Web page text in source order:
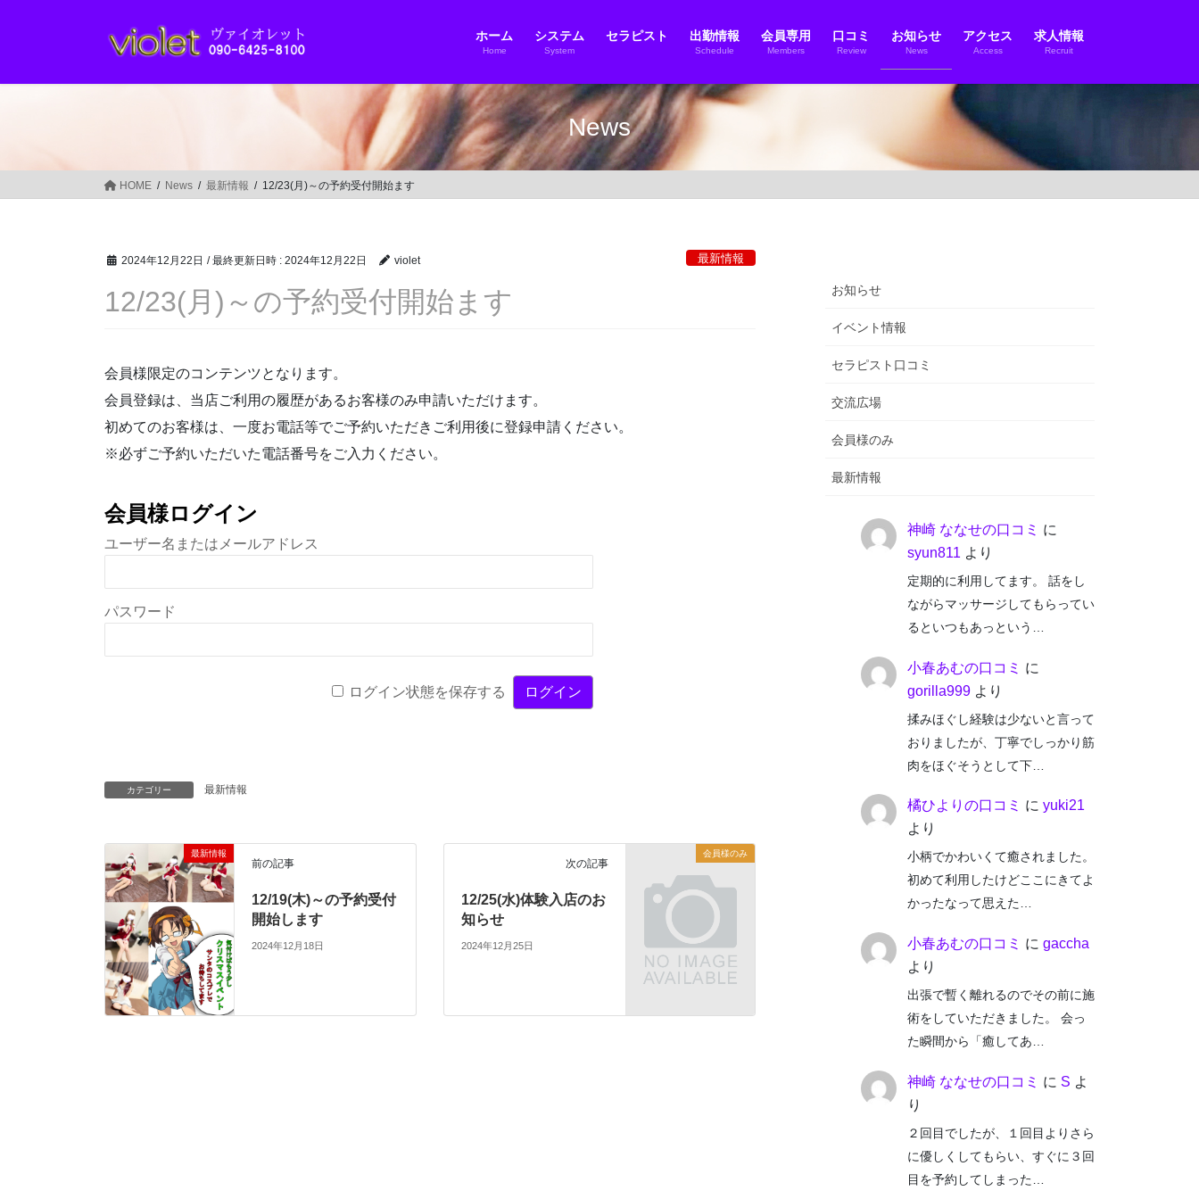
プ
動
ホーム
Home
システム
System
セラピスト 出勤情報
Schedule
会員専用
Members
口コミ
Review
お知らせ
News
アクセス
Access
求人情報
Recruit
News
HOME News 最新情報 12/23(月)～の予約受付開始ます
2024年12月22日 / 最終更新日時 : 2024年12月22日 violet 最新情報
12/23(月)～の予約受付開始ます
会員様限定のコンテンツとなります。
会員登録は、当店ご利用の履歴があるお客様のみ申請いただけます。
初めてのお客様は、一度お電話等でご予約いただきご利用後に登録申請ください。
※必ずご予約いただいた電話番号をご入力ください。
会員様ログイン
ユーザー名またはメールアドレス
パスワード
ログイン状態を保存する
カテゴリー 最新情報
最新情報
前の記事
12/19(木)～の予約受付
開始します
2024年12月18日
会員様のみ
次の記事
12/25(水)体験入店のお
知らせ
2024年12月25日
お知らせ
イベント情報
セラピスト口コミ
交流広場
会員様のみ
最新情報
神崎 ななせの口コミ に
syun811 より
定期的に利用してます。 話をし
ながらマッサージしてもらってい
るといつもあっという…
小春あむの口コミ に
gorilla999 より
揉みほぐし経験は少ないと言って
おりましたが、丁寧でしっかり筋
肉をほぐそうとして下…
橘ひよりの口コミ にyuki21
より
小柄でかわいくて癒されました。
初めて利用したけどここにきてよ
かったなって思えた…
小春あむの口コミ にgaccha
より
出張で暫く離れるのでその前に施
術をしていただきました。 会っ
た瞬間から「癒してあ…
神崎 ななせの口コミ に S よ
り
２回目でしたが、１回目よりさら
に優しくしてもらい、すぐに３回
目を予約してしまった…